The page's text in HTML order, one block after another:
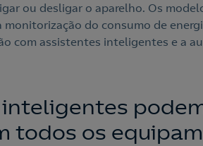
ou desligar o aparelho. Os
do consumo de
com assistentes inteligentes e a
todos os